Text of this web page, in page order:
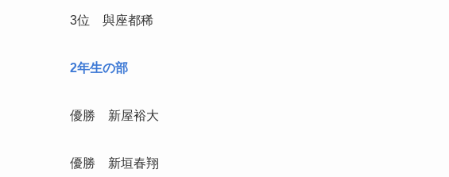
3位 與座都稀
2年生の部
優勝 新屋裕大
優勝 新垣春翔